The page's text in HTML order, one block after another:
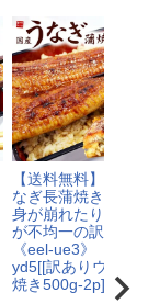
【送料無料】国産
なぎ長蒲焼き1kg！
身が崩れたりサイ
が不均一の訳あり
《eel-ue3》〈ue1
yd5[[訳ありウナギ
焼き500g-2p]